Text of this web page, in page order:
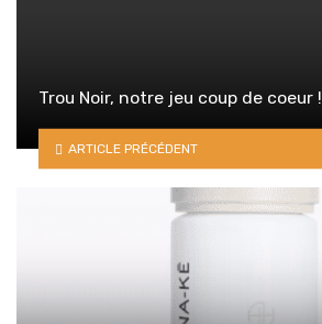
Trou Noir, notre jeu coup de coeur !
ARTICLE PRÉCÉDENT